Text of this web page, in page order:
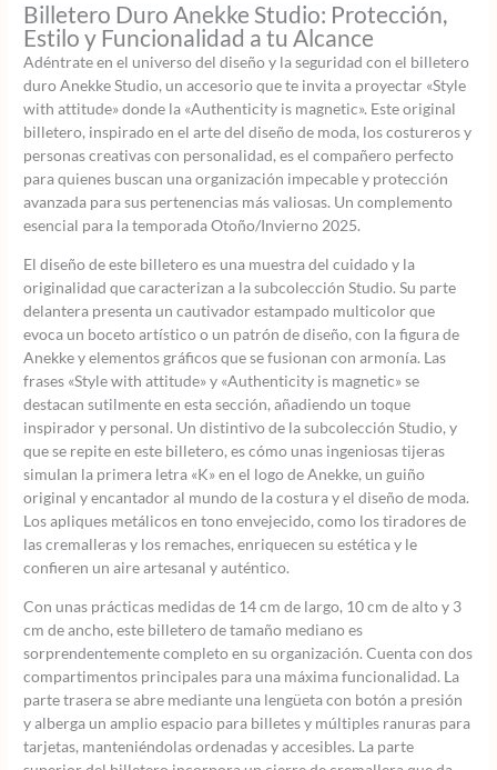
Billetero Duro Anekke Studio: Protección,
Estilo y Funcionalidad a tu Alcance
Adéntrate en el universo del diseño y la seguridad con el billetero
duro Anekke Studio, un accesorio que te invita a proyectar «Style
with attitude» donde la «Authenticity is magnetic». Este original
billetero, inspirado en el arte del diseño de moda, los costureros y
personas creativas con personalidad, es el compañero perfecto
para quienes buscan una organización impecable y protección
avanzada para sus pertenencias más valiosas. Un complemento
esencial para la temporada Otoño/Invierno 2025.
El diseño de este billetero es una muestra del cuidado y la
originalidad que caracterizan a la subcolección Studio. Su parte
delantera presenta un cautivador estampado multicolor que
evoca un boceto artístico o un patrón de diseño, con la figura de
Anekke y elementos gráficos que se fusionan con armonía. Las
frases «Style with attitude» y «Authenticity is magnetic» se
destacan sutilmente en esta sección, añadiendo un toque
inspirador y personal. Un distintivo de la subcolección Studio, y
que se repite en este billetero, es cómo unas ingeniosas tijeras
simulan la primera letra «K» en el logo de Anekke, un guiño
original y encantador al mundo de la costura y el diseño de moda.
Los apliques metálicos en tono envejecido, como los tiradores de
las cremalleras y los remaches, enriquecen su estética y le
confieren un aire artesanal y auténtico.
Con unas prácticas medidas de 14 cm de largo, 10 cm de alto y 3
cm de ancho, este billetero de tamaño mediano es
sorprendentemente completo en su organización. Cuenta con dos
compartimentos principales para una máxima funcionalidad. La
parte trasera se abre mediante una lengüeta con botón a presión
y alberga un amplio espacio para billetes y múltiples ranuras para
tarjetas, manteniéndolas ordenadas y accesibles. La parte